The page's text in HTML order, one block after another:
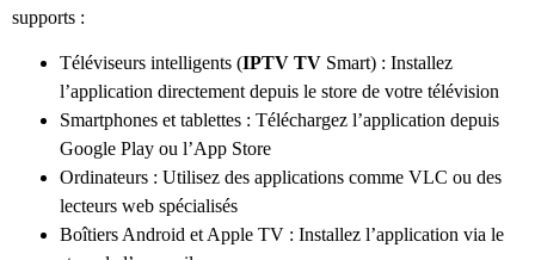
supports :
Téléviseurs intelligents (IPTV TV Smart) : Installez
l’application directement depuis le store de votre télévision
Smartphones et tablettes : Téléchargez l’application depuis
Google Play ou l’App Store
Ordinateurs : Utilisez des applications comme VLC ou des
lecteurs web spécialisés
Boîtiers Android et Apple TV : Installez l’application via le